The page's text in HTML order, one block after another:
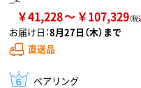
￥41,228 ￥107,329
お届け日：8月27日（木）まで
直送品
ベアリング